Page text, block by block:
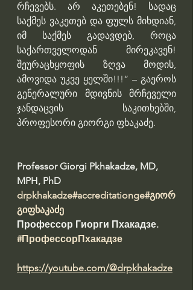
რჩევებს. არ აკეთებენ! სადაც
საქმეს ვაკეთებ და ფულს მიხდიან,
იმ საქმეს გადავდებ, როცა
საქართველოდან მირეკავენ!
შეურაცხყოფის ზღვა მოდის,
ამოვიდა უკვე ყელში!!!“ – გაეროს
გენერალური მდივნის მრჩეველი
ჯანდაცვის საკითხებში,
პროფესორი გიორგი ფხაკაძე.
Professor Giorgi Pkhakadze, MD,
MPH, PhD
drpkhakadze#accreditationge#გიორ
გიფხაკაძე
Профессор Гиорги Пхакадзе.
#ПрофессорПхакадзе
https://youtube.com/@drpkhakadze